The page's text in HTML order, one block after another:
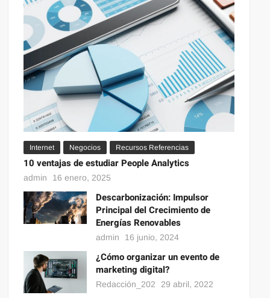
Internet Negocios Recursos Referencias
10 ventajas de estudiar People Analytics
admin 16 enero, 2025
Descarbonización: Impulsor
Principal del Crecimiento de
Energías Renovables
admin 16 junio, 2024
¿Cómo organizar un evento de
marketing digital?
Redacción_202 29 abril, 2022